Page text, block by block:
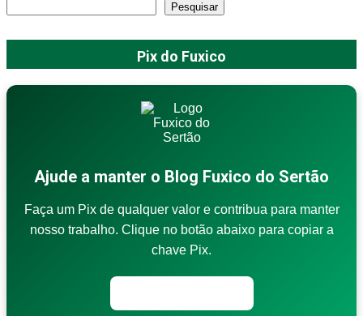
Pesquisar
Pix do Fuxico
Ajude a manter o Blog Fuxico do Sertão
Faça um Pix de qualquer valor e contribua para manter
nosso trabalho. Clique no botão abaixo para copiar a
chave Pix.